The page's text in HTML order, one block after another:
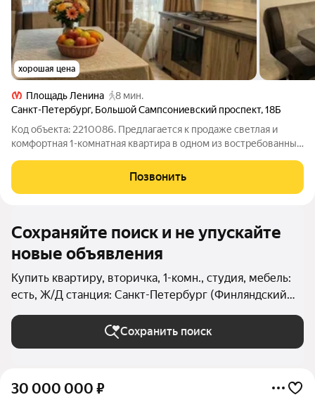
хорошая цена
Площадь Ленина
8 мин.
Санкт-Петербург, Большой Сампсониевский проспект,18Б
Код объекта: 2210086. Предлагается к продаже светлая и
комфортная 1-комнатная квартира в одном из востребованных
много места и есть
Позвонить
Сохраняйте поиск и не упускайте
новые объявления
Купить квартиру, вторичка, 1-комн., студия, мебель:
есть, Ж/Д станция: Санкт-Петербург (Финляндский
вокзал) в Санкт-Петербурге и ЛО
Сохранить поиск
30 000 000 ₽